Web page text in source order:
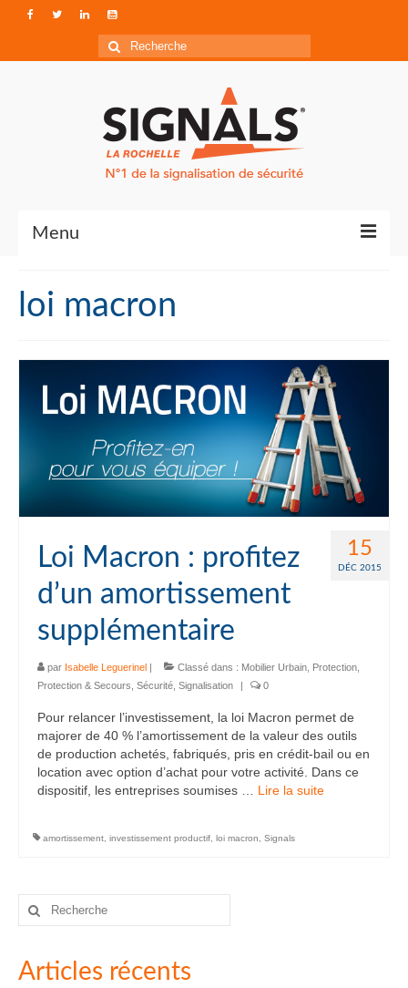
Rechercher
:
Menu
Qui sommes-nous ?
Accéder à Signals
loi macron
15
DÉC 2015
Loi Macron : profitez
d’un amortissement
supplémentaire
par Isabelle Leguerinel | Classé dans : Mobilier Urbain Protection
Protection & Secours Sécurité Signalisation | 0
Pour relancer l’investissement, la loi Macron permet de
majorer de 40 % l’amortissement de la valeur des outils
de production achetés, fabriqués, pris en crédit-bail ou en
location avec option d’achat pour votre activité. Dans ce
dispositif, les entreprises soumises … Lire la suite­­
amortissement investissement productif loi macron Signals
Rechercher
Articles récents